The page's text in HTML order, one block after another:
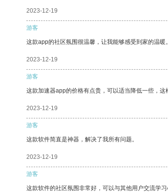
2023-12-19
游客
这款app的社区氛围很温馨，让我能够感受到家的温暖。
2023-12-19
游客
这款加速器app的价格有点贵，可以适当降低一些，这
2023-12-19
游客
这款软件简直是神器，解决了我所有问题。
2023-12-19
游客
这款软件的社区氛围非常好，可以与其他用户交流学习